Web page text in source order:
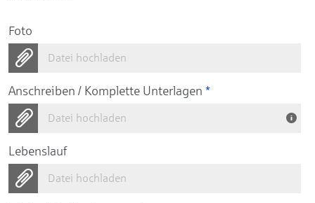
Foto
Datei hochladen
Anschreiben / Komplette Unterlagen *
Datei hochladen
Lebenslauf
Datei hochladen